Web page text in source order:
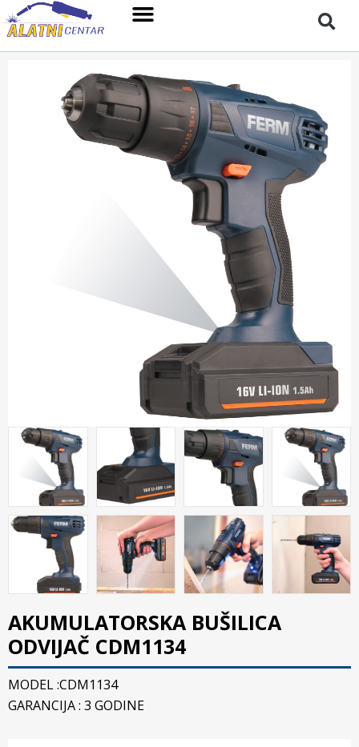
AKUMULATORSKA BUŠILICA
ODVIJAČ CDM1134
MODEL :CDM1134
GARANCIJA : 3 GODINE